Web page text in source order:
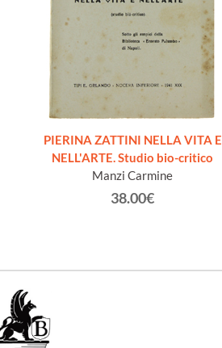
PIERINA ZATTINI NELLA VITA E
NELL'ARTE. Studio bio-critico
Manzi Carmine
38.00€